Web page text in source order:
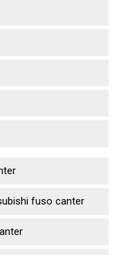
fuso canter